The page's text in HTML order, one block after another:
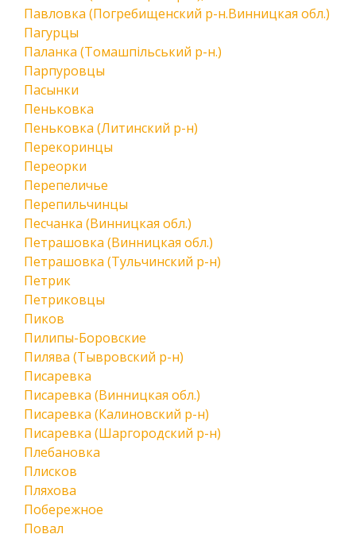
Павловка (Погребищенский р-н.Винницкая обл.)
Пагурцы
Паланка (Томашпільський р-н.)
Парпуровцы
Пасынки
Пеньковка
Пеньковка (Литинский р-н)
Перекоринцы
Переорки
Перепеличье
Перепильчинцы
Песчанка (Винницкая обл.)
Петрашовка (Винницкая обл.)
Петрашовка (Тульчинский р-н)
Петрик
Петриковцы
Пиков
Пилипы-Боровские
Пилява (Тывровский р-н)
Писаревка
Писаревка (Винницкая обл.)
Писаревка (Калиновский р-н)
Писаревка (Шаргородский р-н)
Плебановка
Плисков
Пляхова
Побережное
Повал